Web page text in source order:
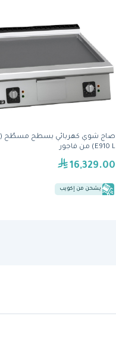
E910 L) من فاجور
16,329.00
يشحن من إكويب